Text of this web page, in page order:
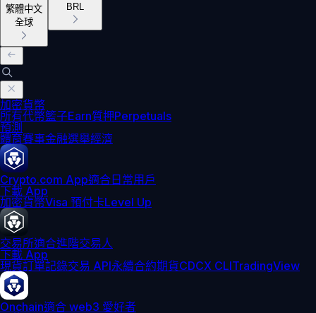
繁體中文
全球
BRL
加密貨幣
所有代幣籃子Earn質押Perpetuals
預測
體育賽事金融選舉經濟
Crypto.com App適合日常用戶
下載 App
加密貨幣Visa 預付卡Level Up
交易所適合進階交易人
下載 App
現貨訂單記錄交易 API永續合約期貨CDCX CLITradingView
Onchain適合 web3 愛好者